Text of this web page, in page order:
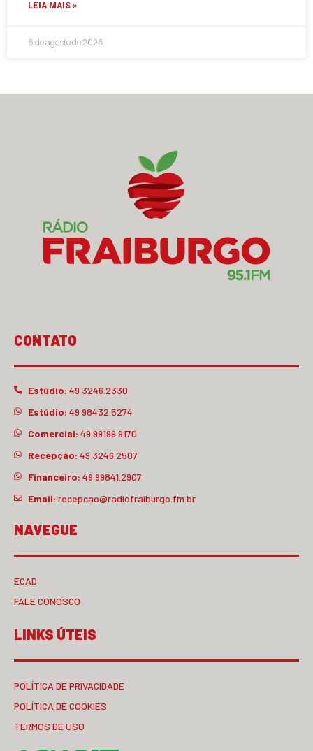
LEIA MAIS »
6 de agosto de 2026
CONTATO
Estúdio: 49 3246.2330
Estúdio: 49 98432.5274
Comercial: 49 99199.9170
Recepção: 49 3246.2507
Financeiro: 49 99841.2907
Email: recepcao@radiofraiburgo.fm.br
NAVEGUE
ECAD
FALE CONOSCO
LINKS ÚTEIS
POLÍTICA DE PRIVACIDADE
POLÍTICA DE COOKIES
TERMOS DE USO